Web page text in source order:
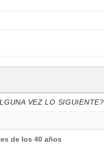
VEZ LO SIGUIENTE?
de los 40 años